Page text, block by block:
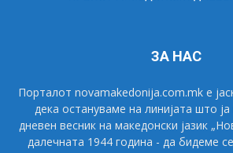
ЗА НАС
Порталот novamakedonija.com.mk е
дека остануваме на линијата што
дневен весник на македонски јазик
далечната 1944 година - да бидеме